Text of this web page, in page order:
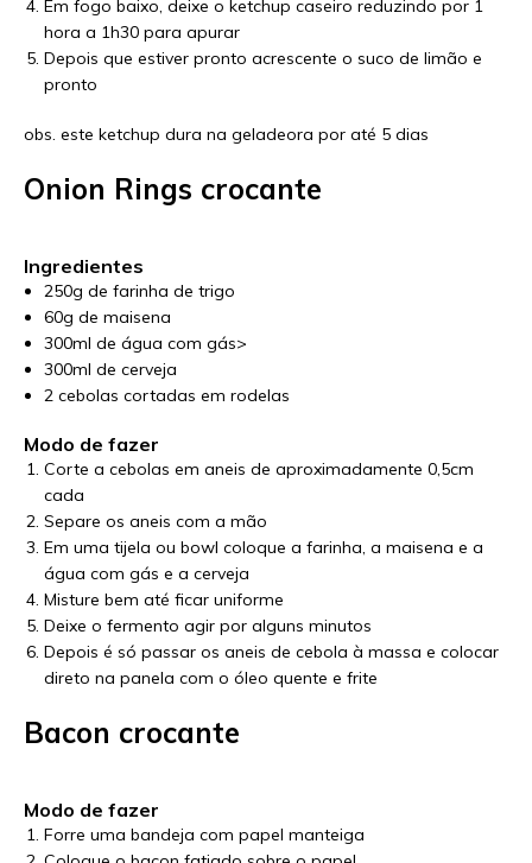
Em fogo baixo, deixe o ketchup caseiro reduzindo por 1
hora a 1h30 para apurar
Depois que estiver pronto acrescente o suco de limão e
pronto
obs. este ketchup dura na geladeora por até 5 dias
Onion Rings crocante
Ingredientes
250g de farinha de trigo
60g de maisena
300ml de água com gás>
300ml de cerveja
2 cebolas cortadas em rodelas
Modo de fazer
Corte a cebolas em aneis de aproximadamente 0,5cm
cada
Separe os aneis com a mão
Em uma tijela ou bowl coloque a farinha, a maisena e a
água com gás e a cerveja
Misture bem até ficar uniforme
Deixe o fermento agir por alguns minutos
Depois é só passar os aneis de cebola à massa e colocar
direto na panela com o óleo quente e frite
Bacon crocante
Modo de fazer
Forre uma bandeja com papel manteiga